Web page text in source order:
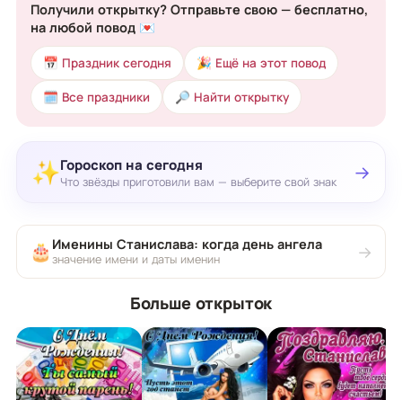
Получили открытку? Отправьте свою — бесплатно,
на любой повод 💌
📅 Праздник сегодня 🎉 Ещё на этот повод
🗓 Все праздники 🔎 Найти открытку
✨Гороскоп на сегодня
Что звёзды приготовили вам — выберите свой знак →
🎂 Именины Станислава: когда день ангела
значение имени и даты именин →
Больше открыток